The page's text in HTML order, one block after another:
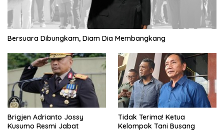
Bersuara Dibungkam, Diam Dia Membangkang
Brigjen Adrianto Jossy
Kusumo Resmi Jabat
Tidak Terima! Ketua
Kelompok Tani Busang